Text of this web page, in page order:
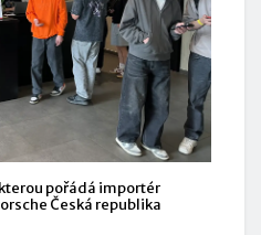
pořádá importér
Česká republika